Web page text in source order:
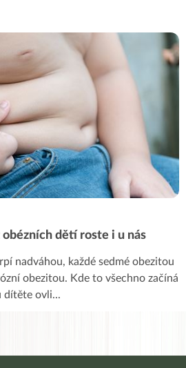
obézních dětí roste i u nás
nadváhou, každé sedmé obezitou
obezitou. Kde to všechno začíná
dítěte ovli...